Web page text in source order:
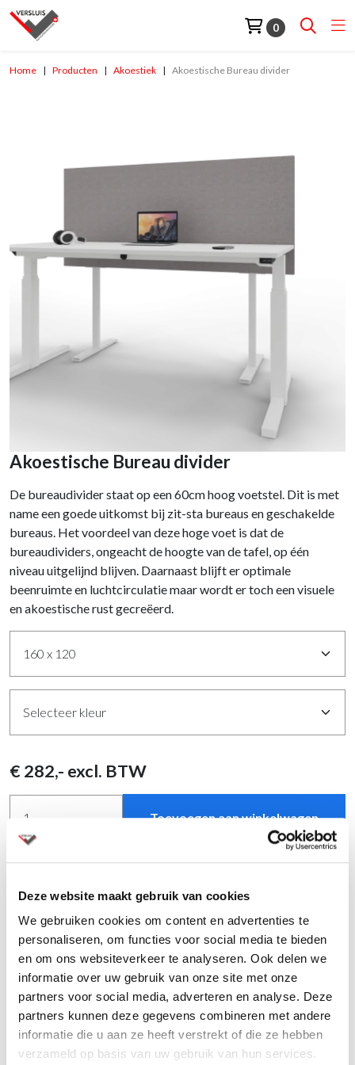
Deze website maakt gebruik van cookies
We gebruiken cookies om content en advertenties te
personaliseren, om functies voor social media te bieden
en om ons websiteverkeer te analyseren. Ook delen we
informatie over uw gebruik van onze site met onze
partners voor social media, adverteren en analyse. Deze
partners kunnen deze gegevens combineren met andere
informatie die u aan ze heeft verstrekt of die ze hebben
verzameld op basis van uw gebruik van hun services.
0
Home Producten Akoestiek Akoestische Bureau divider
Akoestische Bureau divider
De bureaudivider staat op een 60cm hoog voetstel. Dit is met
name een goede uitkomst bij zit-sta bureaus en geschakelde
bureaus. Het voordeel van deze hoge voet is dat de
bureaudividers, ongeacht de hoogte van de tafel, op één
niveau uitgelijnd blijven. Daarnaast blijft er optimale
beenruimte en luchtcirculatie maar wordt er toch een visuele
en akoestische rust gecreëerd.
€ 282,- excl. BTW
Toevoegen aan winkelwagen
Vind meer producten in onze showroom
Levertijd binnen 2 weken
Andere kleuren opaanvraagmet andere levertijden
Al ruim 80 jaar specialist in kantoormeubelen
Montage op aanvraag
Vraag een offerte aanvoor meerdere aantallen